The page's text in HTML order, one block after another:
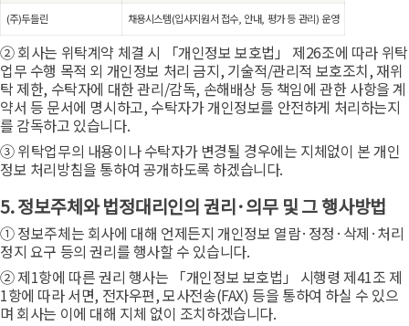
(주)두들린 채용시스템(입사지원서 접수, 안내, 평가 등 관리) 운영
② 회사는 위탁계약 체결 시 「개인정보 보호법」 제26조에 따라 위탁
업무 수행 목적 외 개인정보 처리 금지, 기술적/관리적 보호조치, 재위
탁 제한, 수탁자에 대한 관리/감독, 손해배상 등 책임에 관한 사항을 계
약서 등 문서에 명시하고, 수탁자가 개인정보를 안전하게 처리하는지
를 감독하고 있습니다.
③ 위탁업무의 내용이나 수탁자가 변경될 경우에는 지체없이 본 개인
정보 처리방침을 통하여 공개하도록 하겠습니다.
5. 정보주체와 법정대리인의 권리·의무 및 그 행사방법
① 정보주체는 회사에 대해 언제든지 개인정보 열람·정정·삭제·처리
정지 요구 등의 권리를 행사할 수 있습니다.
② 제1항에 따른 권리 행사는 「개인정보 보호법」 시행령 제41조 제
1항에 따라 서면, 전자우편, 모사전송(FAX) 등을 통하여 하실 수 있으
며 회사는 이에 대해 지체 없이 조치하겠습니다.